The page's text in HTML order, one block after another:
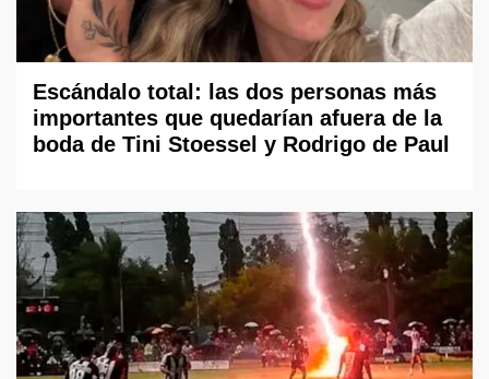
Escándalo total: las dos personas más
importantes que quedarían afuera de la
boda de Tini Stoessel y Rodrigo de Paul